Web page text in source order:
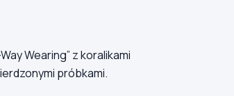
Wearing” z koralikami
próbkami.